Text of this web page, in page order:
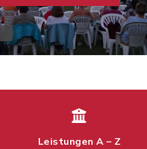
Leistungen A – Z